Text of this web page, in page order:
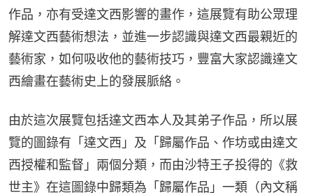
作品，亦有受達文西影響的畫作，這展覽有助公眾理
解達文西藝術想法，並進一步認識與達文西最親近的
藝術家，如何吸收他的藝術技巧，豐富大家認識達文
西繪畫在藝術史上的發展脈絡。
由於這次展覽包括達文西本人及其弟子作品，所以展
覽的圖錄有「達文西」及「歸屬作品、作坊或由達文
西授權和監督」兩個分類，而由沙特王子投得的《救
世主》在這圖錄中歸類為「歸屬作品」一類（內文稱